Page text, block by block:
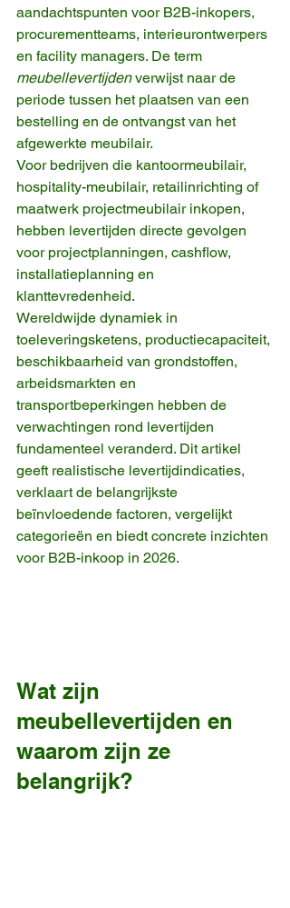
aandachtspunten voor B2B-inkopers,
procurementteams, interieurontwerpers
en facility managers. De term
meubellevertijden verwijst naar de
periode tussen het plaatsen van een
bestelling en de ontvangst van het
afgewerkte meubilair.
Voor bedrijven die kantoormeubilair,
hospitality-meubilair, retailinrichting of
maatwerk projectmeubilair inkopen,
hebben levertijden directe gevolgen
voor projectplanningen, cashflow,
installatieplanning en
klanttevredenheid.
Wereldwijde dynamiek in
toeleveringsketens, productiecapaciteit,
beschikbaarheid van grondstoffen,
arbeidsmarkten en
transportbeperkingen hebben de
verwachtingen rond levertijden
fundamenteel veranderd. Dit artikel
geeft realistische levertijdindicaties,
verklaart de belangrijkste
beïnvloedende factoren, vergelijkt
categorieën en biedt concrete inzichten
voor B2B-inkoop in 2026.
Wat zijn
meubellevertijden en
waarom zijn ze
belangrijk?